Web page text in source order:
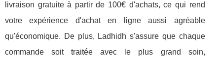
livraison gratuite à partir de 100€ d'achats, ce qui rend
votre expérience d'achat en ligne aussi agréable
qu'économique. De plus, Ladhidh s'assure que chaque
commande soit traitée avec le plus grand soin,